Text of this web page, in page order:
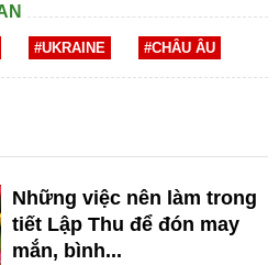
#UKRAINE #CHÂU ÂU
Những việc nên làm trong
tiết Lập Thu để đón may
mắn, bình...